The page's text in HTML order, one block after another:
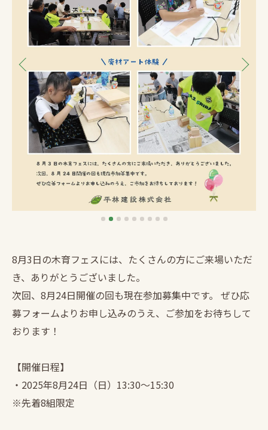
8月3日の木育フェスには、たくさんの方にご来場いただ
き、ありがとうございました。
次回、8月24日開催の回も現在参加募集中です。 ぜひ応
募フォームよりお申し込みのうえ、ご参加をお待ちして
おります！
【開催日程】
・2025年8月24日（日）13:30〜15:30
※先着8組限定